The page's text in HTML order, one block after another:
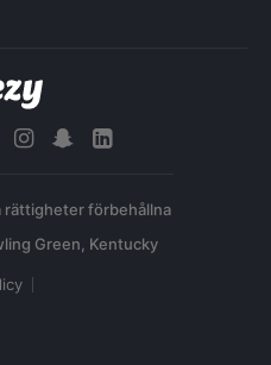
rättigheter förbehållna